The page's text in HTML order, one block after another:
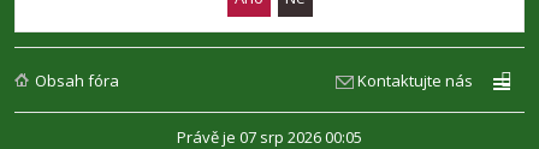
Obsah fóra Kontaktujte nás
Právě je 07 srp 2026 00:05